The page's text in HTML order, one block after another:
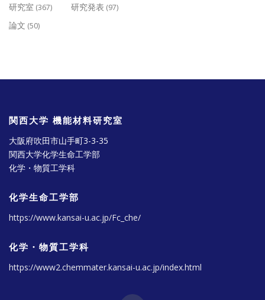
研究室 (367) 研究発表 (97)
論文 (50)
関西大学 機能材料研究室
大阪府吹田市山手町3-3-35
関西大学化学生命工学部
化学・物質工学科
化学生命工学部
https://www.kansai-u.ac.jp/Fc_che/
化学・物質工学科
https://www2.chemmater.kansai-u.ac.jp/index.html